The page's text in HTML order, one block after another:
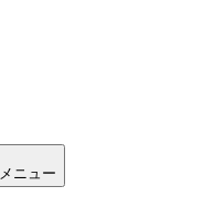
メニュー